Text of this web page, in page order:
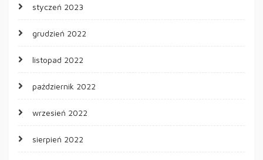
styczeń 2023
grudzień 2022
listopad 2022
październik 2022
wrzesień 2022
sierpień 2022